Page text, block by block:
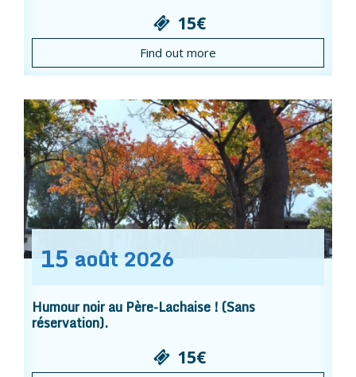
15€
Find out more
15 août 2026
Humour noir au Père-Lachaise ! (Sans
réservation).
15€